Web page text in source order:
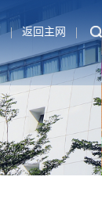
|
返回主网
|